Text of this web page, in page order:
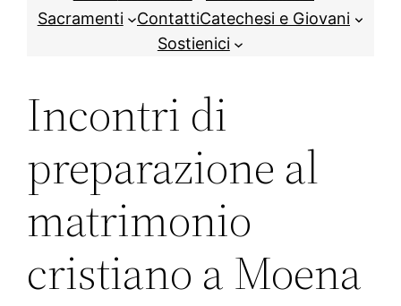
Sacramenti
ContattiCatechesi e Giovani
Sostienici
Incontri di
preparazione al
matrimonio
cristiano a Moena